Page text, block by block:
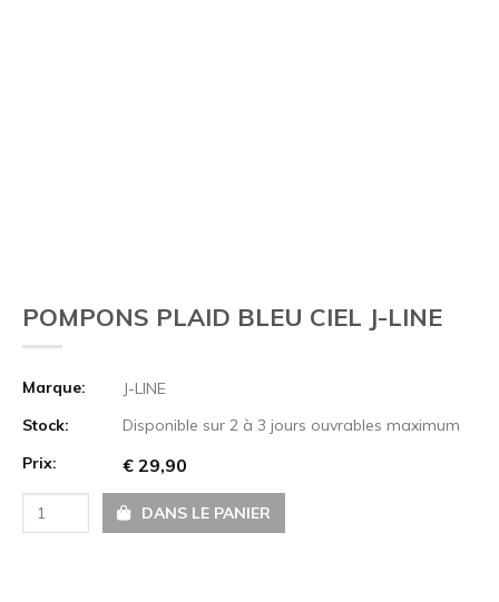
POMPONS PLAID BLEU CIEL J-LINE
Marque:
J-LINE
Stock:
Disponible sur 2 à 3 jours ouvrables maximum
Prix:
€ 29,90
DANS LE PANIER